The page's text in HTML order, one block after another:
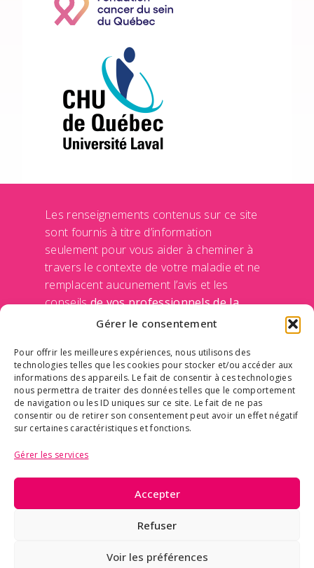
Gérer le consentement
Pour offrir les meilleures expériences, nous utilisons des
technologies telles que les cookies pour stocker et/ou accéder aux
informations des appareils. Le fait de consentir à ces technologies
nous permettra de traiter des données telles que le comportement
de navigation ou les ID uniques sur ce site. Le fait de ne pas
consentir ou de retirer son consentement peut avoir un effet négatif
sur certaines caractéristiques et fonctions.
Gérer les services
Accepter
Refuser
Voir les préférences
Les renseignements contenus sur ce site
sont fournis à titre d’information
seulement pour vous aider à cheminer à
travers le contexte de votre maladie et ne
remplacent aucunement l’avis et les
conseilsde vos professionnels de la
de votre médecin et de votre équipe
n’engage sa responsabilité d’aucune façon
en rendant disponible ces informations sur
ce site Internet. Communiquer avec un
professionnel de la santé avant de prendre
une décision qui concerne votre
de confidentialité des données
sein Deschênes-Fabia
Conception site Web –Cobbox– mise à jour –